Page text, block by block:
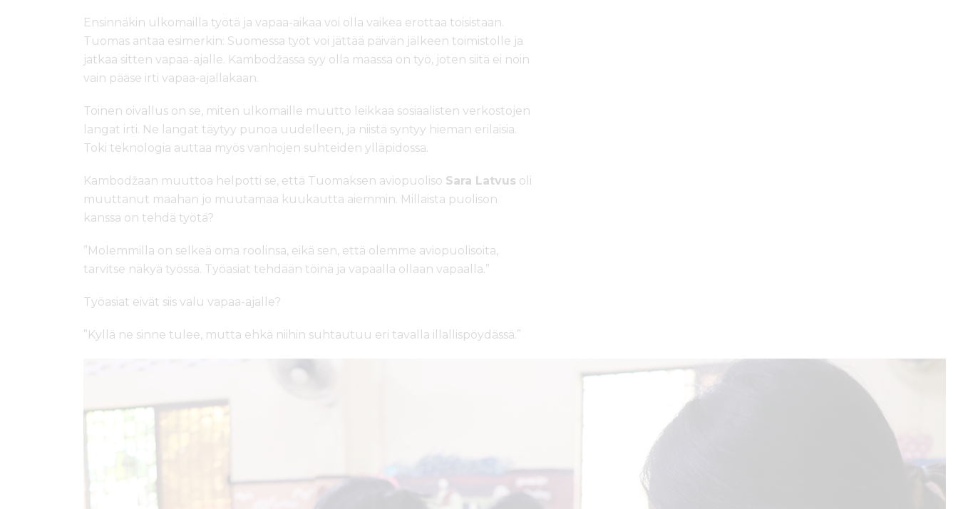
Ensinnäkin ulkomailla työtä ja vapaa-aikaa voi olla vaikea erottaa toisistaan.
Tuomas antaa esimerkin: Suomessa työt voi jättää päivän jälkeen toimistolle ja
jatkaa sitten vapaa-ajalle. Kambodžassa syy olla maassa on työ, joten siitä ei noin
vain pääse irti vapaa-ajallakaan.
Toinen oivallus on se, miten ulkomaille muutto leikkaa sosiaalisten verkostojen
langat irti. Ne langat täytyy punoa uudelleen, ja niistä syntyy hieman erilaisia.
Toki teknologia auttaa myös vanhojen suhteiden ylläpidossa.
Kambodžaan muuttoa helpotti se, että Tuomaksen aviopuoliso Sara Latvus oli
muuttanut maahan jo muutamaa kuukautta aiemmin. Millaista puolison
kanssa on tehdä työtä?
”Molemmilla on selkeä oma roolinsa, eikä sen, että olemme aviopuolisoita,
tarvitse näkyä työssä. Työasiat tehdään töinä ja vapaalla ollaan vapaalla.”
Työasiat eivät siis valu vapaa-ajalle?
”Kyllä ne sinne tulee, mutta ehkä niihin suhtautuu eri tavalla illallispöydässä.”